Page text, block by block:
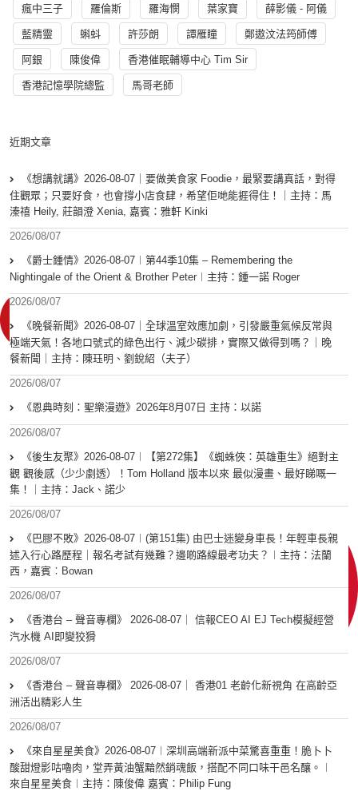
瘋中三子 羅倫斯 羅海憫 葉家寶 薛影儀 - 阿儀
藍精靈 蝌蚪 許莎朗 譚雁瞳 鄭遨汶法筠師傅
阿銀 陳俊偉 香港催眠輔導中心 Tim Sir
香港記憶學院總監 馬哥老師
近期文章
《想講就講》2026-08-07｜要做美食家 Foodie，最緊要講真話，對得
住觀眾；只要好食，也會撐小店食肆，希望佢哋能捱得住！｜主持：馬
溱禧 Heily, 莊韻澄 Xenia, 嘉賓：雅軒 Kinki
2026/08/07
《爵士鍾情》2026-08-07︱第44季10集 – Remembering the
Nightingale of the Orient & Brother Peter︱主持：鍾一諾 Roger
2026/08/07
《晚餐新聞》2026-08-07｜全球溫室效應加劇，引發嚴重氣候反常與
極端天氣！各地口號式的綠色出行、減少碳排，實際又做得到嗎？｜晚
餐新聞｜主持：陳珏明、劉銳紹（夫子）
2026/08/07
《恩典時刻：聖樂漫遊》2026年8月07日 主持：以諾
2026/08/07
《後生友聚》2026-08-07︱【第272集】《蜘蛛俠：英雄重生》絕對主
觀 觀後感（少少劇透）！Tom Holland 版本以來 最似漫畫、最好睇嘅一
集！｜主持：Jack、諾少
2026/08/07
《巴膠不敗》2026-08-07︱(第151集) 由巴士迷變身車長！年輕車長親
述入行心路歷程｜報名考試有幾難？邊啲路線最考功夫？︱主持：法蘭
西，嘉賓︰Bowan
2026/08/07
《香港台 – 聲音專欄》 2026-08-07｜ 信報CEO AI EJ Tech模擬經營
汽水機 AI即變狡猾
2026/08/07
《香港台 – 聲音專欄》 2026-08-07｜ 香港01 老齡化新視角 在高齡亞
洲活出精彩人生
2026/08/07
《來自星星美食》2026-08-07︱深圳高端新派中菜驚喜重重！脆卜卜
酸甜燈影咕嚕肉，堂弄黃油蟹黯然銷魂飯，搭配不同口味干邑名釀。︱
來自星星美食︱主持：陳俊偉 嘉賓：Philip Fung